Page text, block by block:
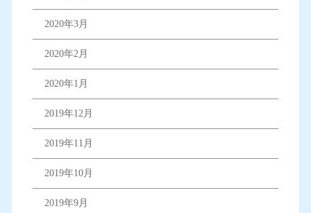
2020年3月
2020年2月
2020年1月
2019年12月
2019年11月
2019年10月
2019年9月